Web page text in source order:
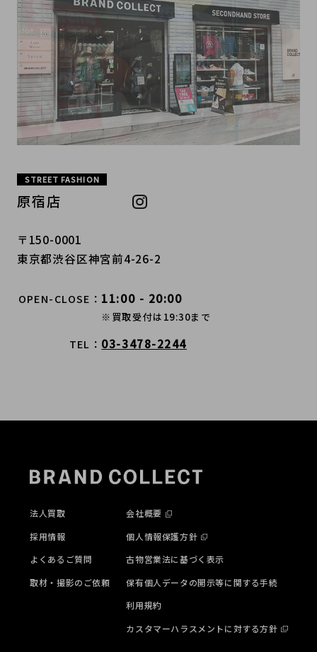
STREET FASHION
原宿店
〒150-0001
東京都渋谷区神宮前4-26-2
OPEN-CLOSE 11:00 - 20:00
※買取受付は19:30まで
TEL 03-3478-2244
法人買取
採用情報
よくあるご質問
取材・撮影のご依頼
会社概要
個人情報保護方針
古物営業法に基づく表示
保有個人データの開示等に関する手続
利用規約
カスタマーハラスメントに対する方針